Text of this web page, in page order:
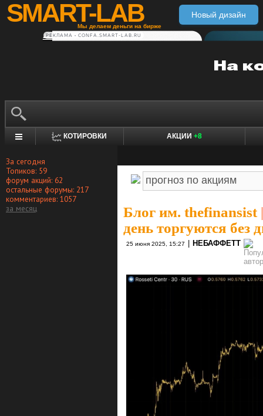
SMART-LAB
Мы делаем деньги на бирже
Новый дизайн
РЕКЛАМА • CONFA.SMART-LAB.RU
КОТИРОВКИ АКЦИИ +8
За сегодня
Топиков: 59
форум акций: 62
остальные форумы: 217
комментариев: 1057
за месяц
Блог им. thefinansist|
день торгуются без
25 июня 2025, 15:27 НЕБАФФЕТТ